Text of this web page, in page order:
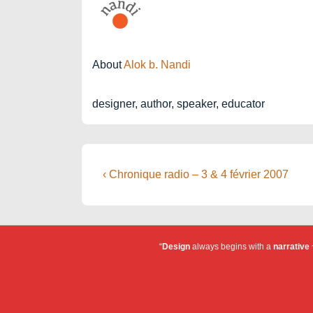
AboutAlok b. Nandi
designer, author, speaker, educator
Post
Previous
‹ Chronique radio – 3 & 4 février 2007
“Designalways begins with a narrative